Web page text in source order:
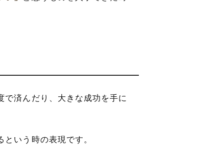
済んだり、大きな成功を手に
いう時の表現です。